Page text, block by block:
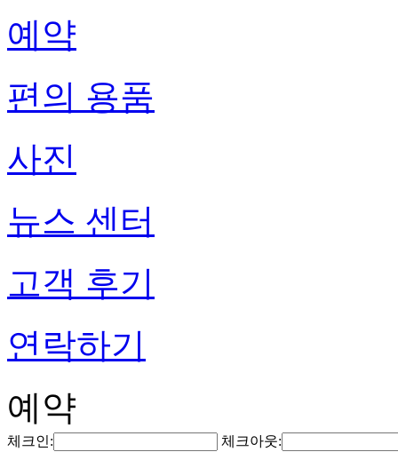
예약
편의 용품
사진
뉴스 센터
고객 후기
연락하기
예약
체크인: 체크아웃: